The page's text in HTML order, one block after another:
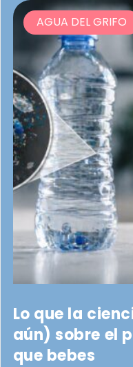
AGUA DEL GRIFO
Lo que la
aún) sobre el
que bebes